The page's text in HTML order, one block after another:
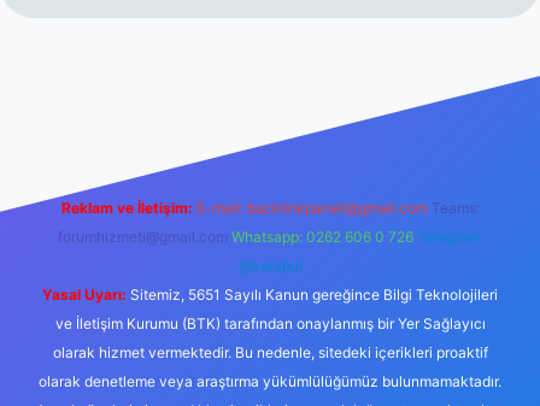
Reklam ve İletişim: E-mail: backlinkpaneli@gmail.com Teams:
forumhizmeti@gmail.com Whatsapp: 0262 606 0 726 Telegram:
@karabul
Yasal Uyarı: Sitemiz, 5651 Sayılı Kanun gereğince Bilgi Teknolojileri
ve İletişim Kurumu (BTK) tarafından onaylanmış bir Yer Sağlayıcı
olarak hizmet vermektedir. Bu nedenle, sitedeki içerikleri proaktif
olarak denetleme veya araştırma yükümlülüğümüz bulunmamaktadır.